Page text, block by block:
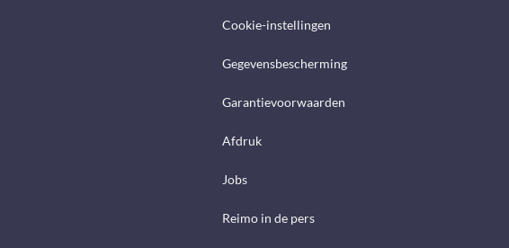
Cookie-instellingen
Gegevensbescherming
Garantievoorwaarden
Afdruk
Jobs
Reimo in de pers